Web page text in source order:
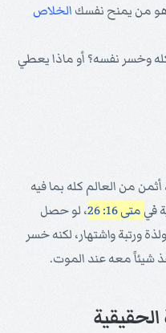
من يمنح نفسك الخلاص
كله وخسر نفسه؟ أو ماذا يعطي
من العالم كله بما فيه
في متى 16: 26
، لو حصل
ورتبة واشتهار، لكنه خسر
شيئاً معه عند الموت.